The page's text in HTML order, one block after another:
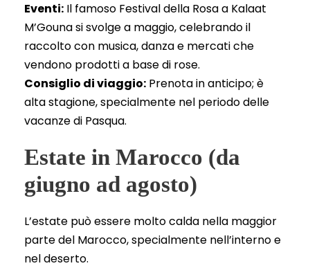
Eventi: Il famoso Festival della Rosa a Kalaat
M’Gouna si svolge a maggio, celebrando il
raccolto con musica, danza e mercati che
vendono prodotti a base di rose.
Consiglio di viaggio: Prenota in anticipo; è
alta stagione, specialmente nel periodo delle
vacanze di Pasqua.
Estate in Marocco (da
giugno ad agosto)
L’estate può essere molto calda nella maggior
parte del Marocco, specialmente nell’interno e
nel deserto.